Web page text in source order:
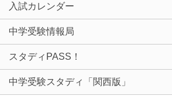
入試カレンダー
中学受験情報局
スタディPASS！
中学受験スタディ「関西版」